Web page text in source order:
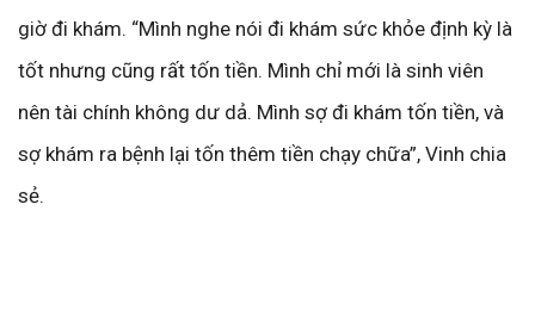
giờ đi khám. “Mình nghe nói đi khám sức khỏe định kỳ là
tốt nhưng cũng rất tốn tiền. Mình chỉ mới là sinh viên
nên tài chính không dư dả. Mình sợ đi khám tốn tiền, và
sợ khám ra bệnh lại tốn thêm tiền chạy chữa”, Vinh chia
sẻ.